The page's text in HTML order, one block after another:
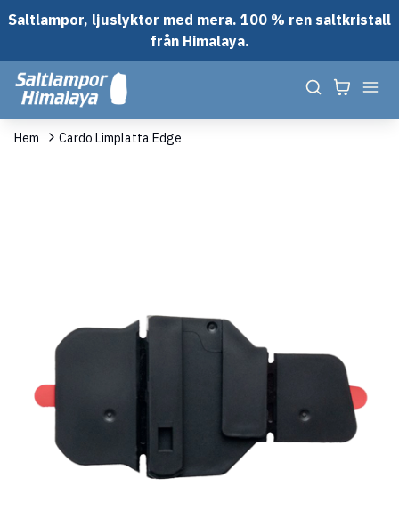
Saltlampor, ljuslyktor med mera. 100 % ren saltkristall
från Himalaya.
Hem Cardo Limplatta Edge